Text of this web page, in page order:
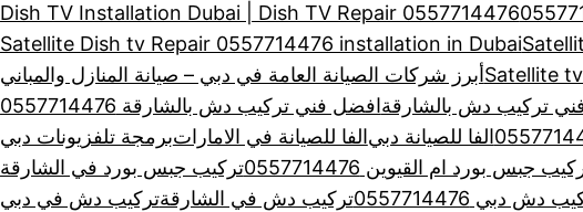
Dish TV Installation Dubai | Dish TV Repair 0557714476
Satellite Dish tv Repair 0557714476 installation in Dubai
Satelliteأبرز شركات الصيانة العامة في دبي – صيانة المنازل والمباني
تركيب دش بالشارقةافضل فني تركيب دش بالشارقة 0557714476
الفا للصيانة دبيالفا للصيانة في الاماراتبرمجة تلفزيونات دبي
جبس بورد ام القيوين 0557714476
تركيب جبس بورد في الشارقة
دش دبي 0557714476 تركيب دش في الشارقةتركيب دش في دبي